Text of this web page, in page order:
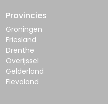
Provincies
Groningen
Friesland
Drenthe
Overijssel
Gelderland
Flevoland